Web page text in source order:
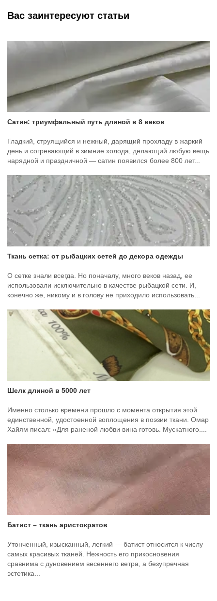
Вас заинтересуют статьи
Сатин: триумфальный путь длиной в 8 веков
Гладкий, струящийся и нежный, дарящий прохладу в жаркий
день и согревающий в зимние холода, делающий любую вещь
нарядной и праздничной — сатин появился более 800 лет...
Ткань сетка: от рыбацких сетей до декора одежды
О сетке знали всегда. Но поначалу, много веков назад, ее
использовали исключительно в качестве рыбацкой сети. И,
конечно же, никому и в голову не приходило использовать...
Шелк длиной в 5000 лет
Именно столько времени прошло с момента открытия этой
единственной, удостоенной воплощения в поэзии ткани. Омар
Хайям писал: «Для раненой любви вина готовь. Мускатного....
Батист – ткань аристократов
Утонченный, изысканный, легкий — батист относится к числу
самых красивых тканей. Нежность его прикосновения
сравнима с дуновением весеннего ветра, а безупречная
эстетика...